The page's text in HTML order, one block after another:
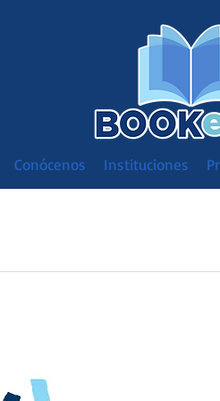
Conócenos Instituciones